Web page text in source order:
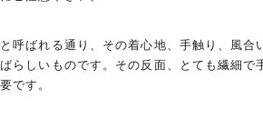
呼ばれる通り、その着心地、手触り、風合
らしいものです。その反面、とても繊細で
です。